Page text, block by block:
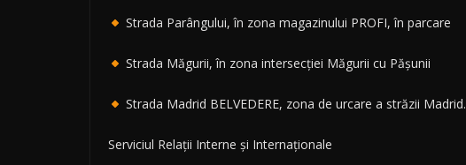
Strada Parângului, în zona magazinului PROFI, în parcare
Strada Măgurii, în zona intersecției Măgurii cu Pășunii
Strada Madrid BELVEDERE, zona de urcare a străzii Madrid.
Serviciul Relații Interne și Internaționale